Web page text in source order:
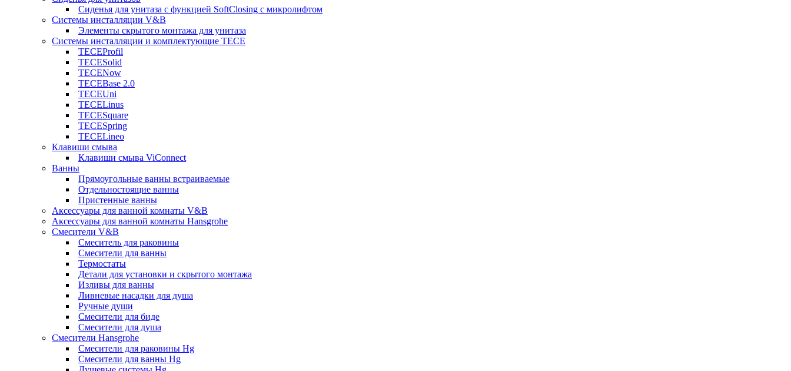
Сиденья для унитаза с функцией SoftClosing с микролифтом
Системы инсталляции V&B
Элементы скрытого монтажа для унитаза
Системы инсталляции и комплектующие TECE
TECEProfil
TECESolid
TECENow
TECEBase 2.0
TECEUni
TECELinus
TECESquare
TECESpring
TECELineo
Клавиши смыва
Клавиши смыва ViConnect
Ванны
Прямоугольные ванны встраиваемые
Отдельностоящие ванны
Пристенные ванны
Аксессуары для ванной комнаты V&B
Аксессуары для ванной комнаты Hansgrohe
Смесители V&B
Смеситель для раковины
Смесители для ванны
Термостаты
Детали для установки и скрытого монтажа
Изливы для ванны
Ливневые насадки для душа
Ручные души
Смесители для биде
Смесители для душа
Смесители Hansgrohe
Смесители для раковины Hg
Смесители для ванны Hg